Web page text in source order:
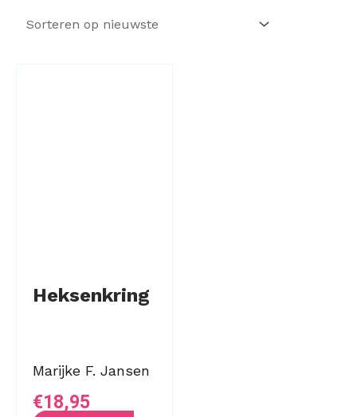
Heksenkring
Marijke F. Jansen
€18,95